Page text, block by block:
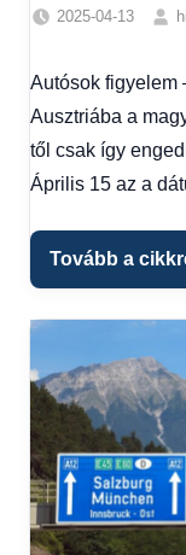
2025-04-13
Autósok figyelem
Ausztriába a
től csak így
Április 15 az a
Tovább a